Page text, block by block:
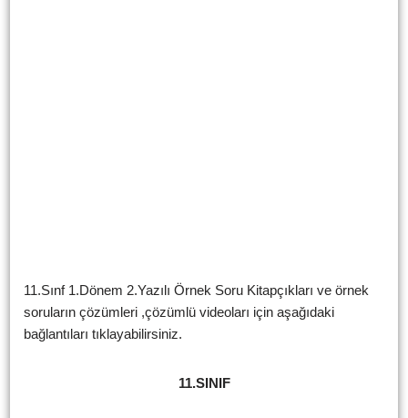
11.Sınf 1.Dönem 2.Yazılı Örnek Soru Kitapçıkları ve örnek
soruların çözümleri ,çözümlü videoları için aşağıdaki
bağlantıları tıklayabilirsiniz.
11.SINIF